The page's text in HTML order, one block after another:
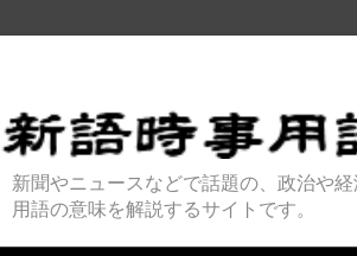
新聞やニュースなどで話題の、政治や
用語の意味を解説するサイトです。